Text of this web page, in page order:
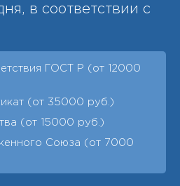
в соответствии с
ГОСТ Р (от 12000
(от 35000 руб.)
(от 15000 руб.)
Союза (от 7000